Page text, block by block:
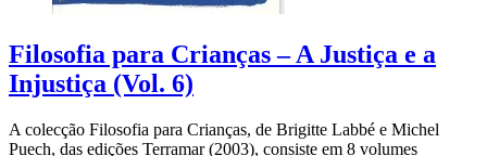
Filosofia para Crianças – A Justiça e a
Injustiça (Vol. 6)
A colecção Filosofia para Crianças, de Brigitte Labbé e Michel
Puech, das edições Terramar (2003), consiste em 8 volumes